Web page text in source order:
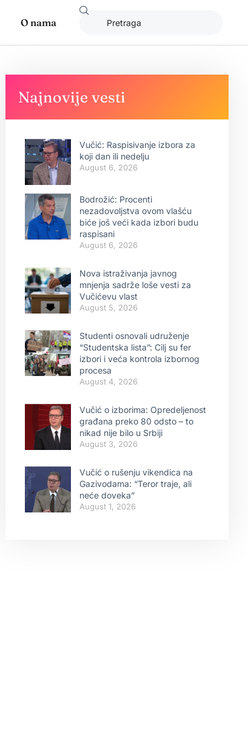
O nama
Najnovije vesti
Vučić: Raspisivanje izbora za
koji dan ili nedelju
August 6, 2026
Bodrožić: Procenti
nezadovoljstva ovom vlašću
biće još veći kada izbori budu
raspisani
August 6, 2026
Nova istraživanja javnog
mnjenja sadrže loše vesti za
Vučićevu vlast
August 5, 2026
Studenti osnovali udruženje
“Studentska lista”: Cilj su fer
izbori i veća kontrola izbornog
procesa
August 4, 2026
Vučić o izborima: Opredeljenost
građana preko 80 odsto – to
nikad nije bilo u Srbiji
August 3, 2026
Vučić o rušenju vikendica na
Gazivodama: “Teror traje, ali
neće doveka”
August 1, 2026